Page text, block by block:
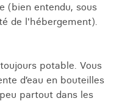
(bien entendu, sous
de l'hébergement).
toujours potable. Vous
d’eau en bouteilles
partout dans les